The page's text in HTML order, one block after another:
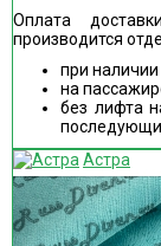
Оплата
производится
при
на
без лифта
Астра